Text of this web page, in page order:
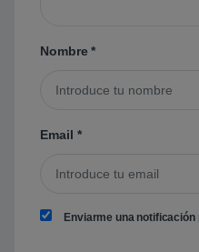
Nombre*
Email *
Enviarme una